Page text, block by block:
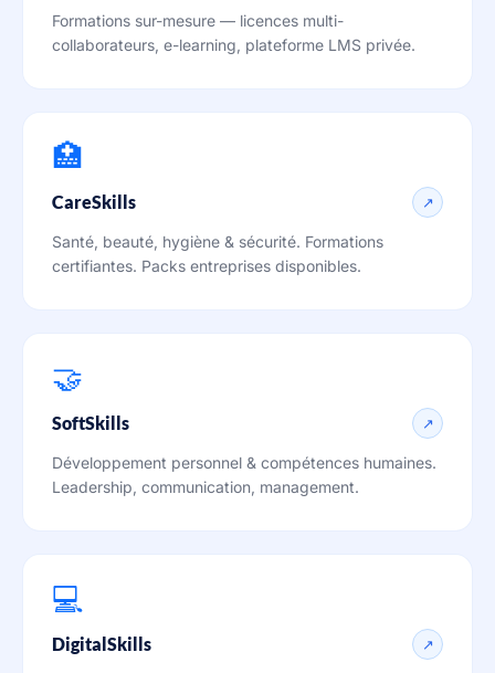
Formations sur-mesure — licences multi-
collaborateurs, e-learning, plateforme LMS privée.
🏥
CareSkills ↗
Santé, beauté, hygiène & sécurité. Formations
certifiantes. Packs entreprises disponibles.
🤝
SoftSkills ↗
Développement personnel & compétences humaines.
Leadership, communication, management.
💻
DigitalSkills ↗